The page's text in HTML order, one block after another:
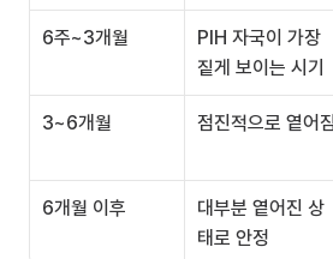
6주~3개월
PIH 자국이 가장
짙게 보이는 시기
3~6개월 점진적으로 옅어짐
6개월 이후
대부분 옅어진 상
태로 안정